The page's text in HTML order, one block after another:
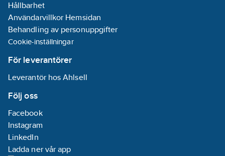
Hållbarhet
Användarvillkor Hemsidan
Behandling av personuppgifter
Cookie-inställningar
För leverantörer
Leverantör hos Ahlsell
Följ oss
Facebook
Instagram
LinkedIn
Ladda ner vår app